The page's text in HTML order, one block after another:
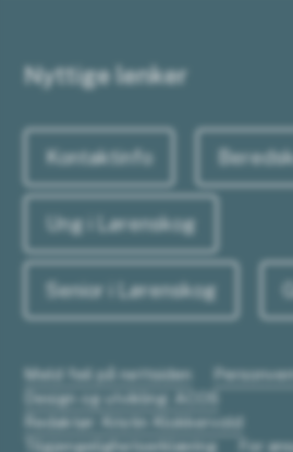
Nyttige lenker
Kontaktinfo
Ung i Lørenskog
Senior i Lørenskog
Meld feil på nettsiden
Design og utvikling: ACOS
Redaktør: Kristin Klokkervold
Tilgjengelighetserklæring
For